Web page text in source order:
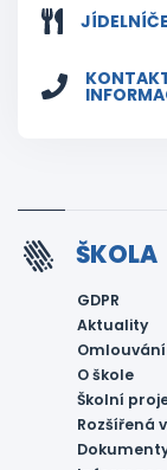
ŠKOLA
GDPR
Aktuality
Omlouvání
O škole
Školní
Rozšířená